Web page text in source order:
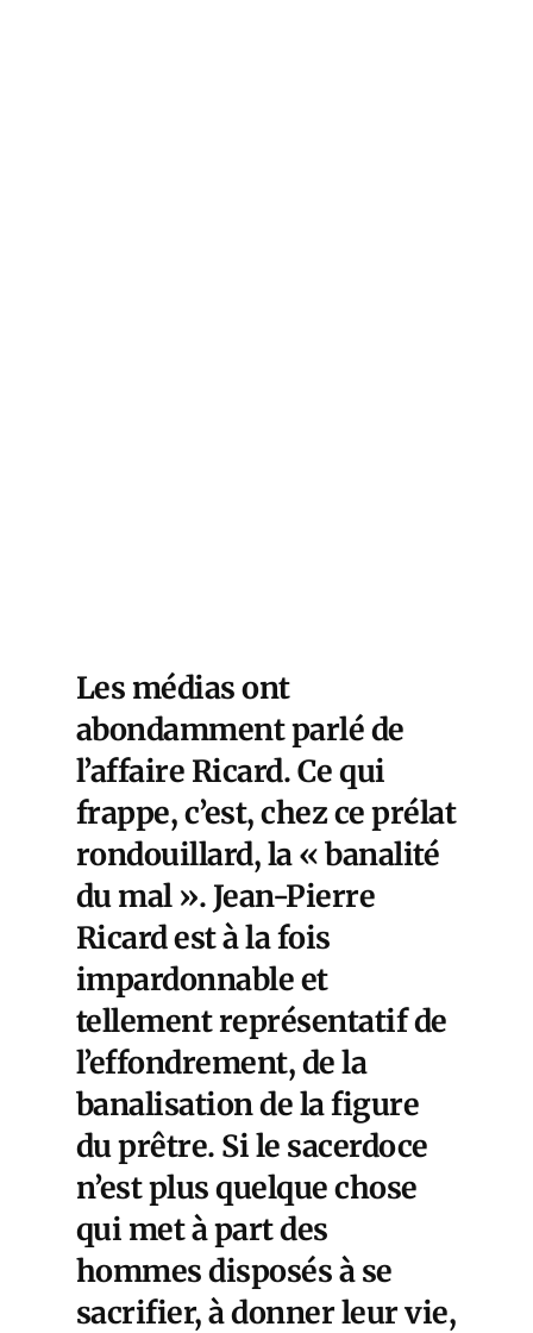
Les médias ont
abondamment parlé de
l’affaire Ricard. Ce qui
frappe, c’est, chez ce prélat
rondouillard, la « banalité
du mal ». Jean-Pierre
Ricard est à la fois
impardonnable et
tellement représentatif de
l’effondrement, de la
banalisation de la figure
du prêtre. Si le sacerdoce
n’est plus quelque chose
qui met à part des
hommes disposés à se
sacrifier, à donner leur vie,